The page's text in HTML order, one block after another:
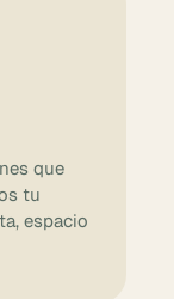
que
tu
espacio